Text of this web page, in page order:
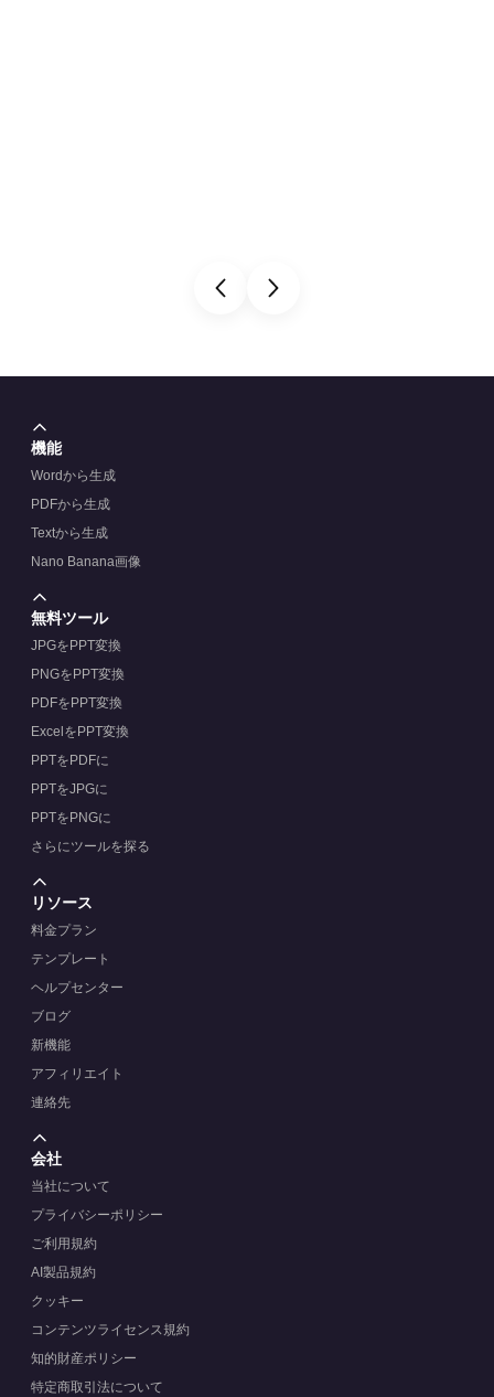
機能
Wordから生成
PDFから生成
Textから生成
Nano Banana画像
無料ツール
JPGをPPT変換
PNGをPPT変換
PDFをPPT変換
ExcelをPPT変換
PPTをPDFに
PPTをJPGに
PPTをPNGに
さらにツールを探る
リソース
料金プラン
テンプレート
ヘルプセンター
ブログ
新機能
アフィリエイト
連絡先
会社
当社について
プライバシーポリシー
ご利用規約
AI製品規約
クッキー
コンテンツライセンス規約
知的財産ポリシー
特定商取引法について